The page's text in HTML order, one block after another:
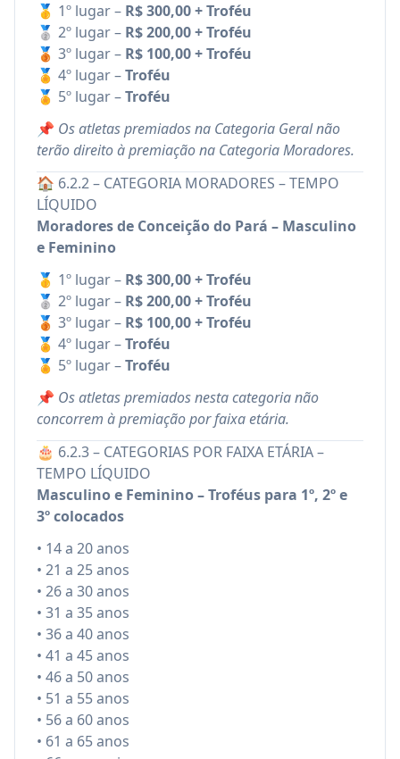
🥇 1º lugar – R$ 300,00 + Troféu
🥈 2º lugar – R$ 200,00 + Troféu
🥉 3º lugar – R$ 100,00 + Troféu
🏅 4º lugar –Troféu
🏅 5º lugar –Troféu
📌 Os atletas premiados na Categoria Geral não
terão direito à premiação na Categoria Moradores.
🏠 6.2.2 – CATEGORIA MORADORES – TEMPO
LÍQUIDO
Moradores de Conceição do Pará – Masculino
e Feminino
🥇 1º lugar – R$ 300,00 + Troféu
🥈 2º lugar – R$ 200,00 + Troféu
🥉 3º lugar – R$ 100,00 + Troféu
🏅 4º lugar –Troféu
🏅 5º lugar –Troféu
📌 Os atletas premiados nesta categoria não
concorrem à premiação por faixa etária.
🎂 6.2.3 – CATEGORIAS POR FAIXA ETÁRIA –
TEMPO LÍQUIDO
Masculino e Feminino – Troféus para 1º, 2º e
3º colocados
• 14 a 20 anos
• 21 a 25 anos
• 26 a 30 anos
• 31 a 35 anos
• 36 a 40 anos
• 41 a 45 anos
• 46 a 50 anos
• 51 a 55 anos
• 56 a 60 anos
• 61 a 65 anos